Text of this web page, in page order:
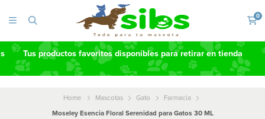
0
Tus productos favoritos disponibles para retirar en tienda
Home Mascotas Gato
Farmacia
Moseley Esencia Floral Serenidad para Gatos 30 ML